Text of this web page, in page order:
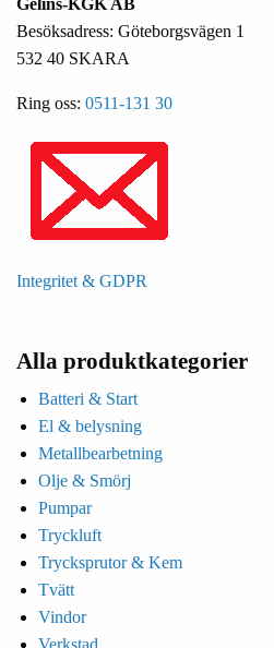
Gelins-KGK AB
Besöksadress: Göteborgsvägen 1
532 40 SKARA
Ring oss: 0511-131 30
Integritet & GDPR
Alla produktkategorier
Batteri & Start
El & belysning
Metallbearbetning
Olje & Smörj
Pumpar
Tryckluft
Trycksprutor & Kem
Tvätt
Vindor
Verkstad